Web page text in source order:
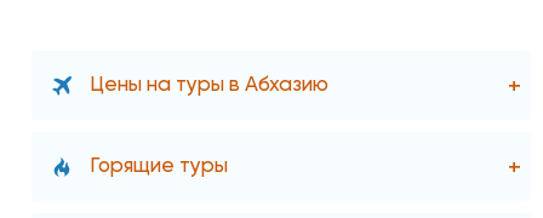
Цены на туры в Абхазию
Горящие туры